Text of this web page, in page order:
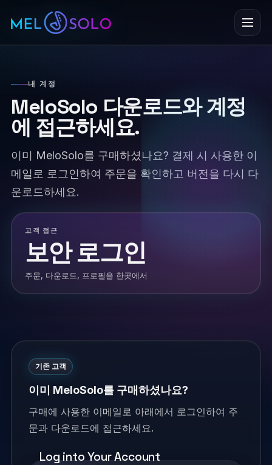
메뉴
내 계정
MeloSolo 다운로드와 계정
에 접근하세요.
이미 MeloSolo를 구매하셨나요? 결제 시 사용한 이
메일로 로그인하여 주문을 확인하고 버전을 다시 다
운로드하세요.
고객 접근
보안 로그인
주문, 다운로드, 프로필을 한곳에서
기존 고객
이미 MeloSolo를 구매하셨나요?
구매에 사용한 이메일로 아래에서 로그인하여 주
문과 다운로드에 접근하세요.
Log into Your Account